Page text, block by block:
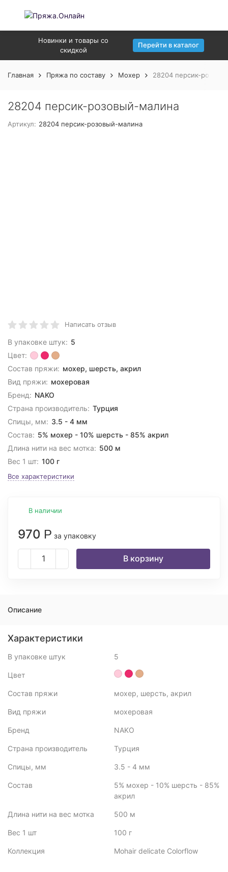
Новинки и товары со
скидкой
Перейти в каталог
Главная Пряжа по составу Мохер 28204 персик-
28204 персик-розовый-малина
Артикул: 28204 персик-розовый-малина
Написать отзыв
В упаковке штук: 5
Цвет:
Состав пряжи: мохер, шерсть, акрил
Вид пряжи: мохеровая
Бренд: NAKO
Страна производитель: Турция
Спицы, мм: 3.5 - 4 мм
Состав: 5% мохер - 10% шерсть - 85% акрил
Длина нити на вес мотка: 500 м
Вес 1 шт: 100 г
Все характеристики
В наличии
970 Р за упаковку
В корзину
Описание
Характеристики
В упаковке штук 5
Цвет
Состав пряжи мохер, шерсть, акрил
Вид пряжи мохеровая
Бренд NAKO
Страна производитель Турция
Спицы, мм 3.5 - 4 мм
Состав
5% мохер - 10% шерсть - 85%
акрил
Длина нити на вес мотка 500 м
Вес 1 шт 100 г
Коллекция Mohair delicate Colorflow